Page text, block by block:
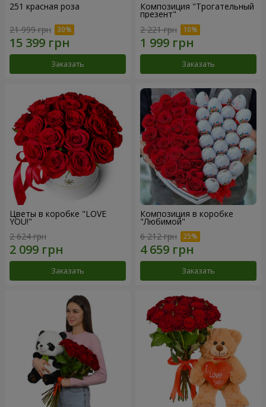
251 красная роза
21 999 грн
Заказать
Композиция "Трогательный
презент"
2 221 грн
Заказать
Цветы в коробке "LOVE
YOU!"
2 624 грн
Заказать
Композиция в коробке
"Любимой"
6 212 грн
Заказать